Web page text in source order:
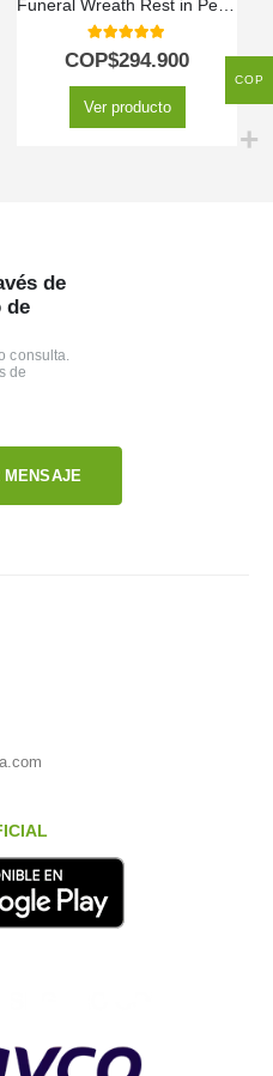
5.00out of 5
COP$294.900
Ver producto
de
de
consulta.
de
MENSAJE
COP